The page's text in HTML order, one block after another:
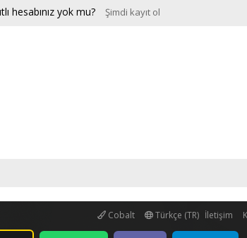
hesabınız yok mu? Şimdi kayıt ol
Cobalt Türkçe (TR) İletişim